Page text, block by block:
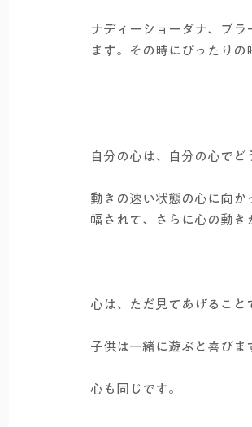
ナディーショーダナ、ブ
ます。その時にぴったりの
自分の心は、自分の心でど
動きの速い状態の心に向
幅されて、さらに心の動き
心は、ただ見てあげること
子供は一緒に遊ぶと喜びま
心も同じです。